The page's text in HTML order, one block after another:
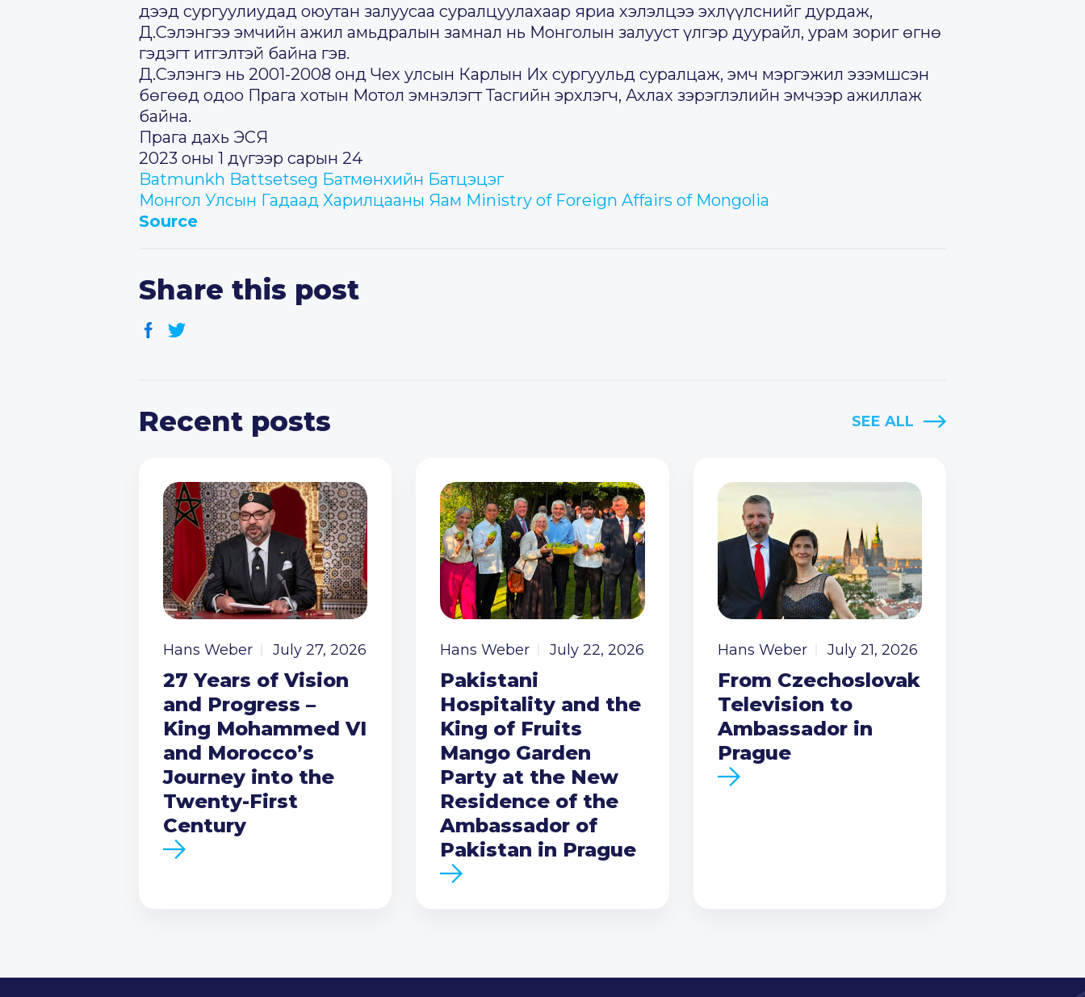
дээд сургуулиудад оюутан залуусаа суралцуулахаар яриа хэлэлцээ эхлүүлснийг дурдаж,
Д.Сэлэнгээ эмчийн ажил амьдралын замнал нь Монголын залууст үлгэр дуурайл, урам зориг өгнө
гэдэгт итгэлтэй байна гэв.
Д.Сэлэнгэ нь 2001-2008 онд Чех улсын Карлын Их сургуульд суралцаж, эмч мэргэжил эзэмшсэн
бөгөөд одоо Прага хотын Мотол эмнэлэгт Тасгийн эрхлэгч, Ахлах зэрэглэлийн эмчээр ажиллаж
байна.
Прага дахь ЭСЯ
2023 оны 1 дүгээр сарын 24
Batmunkh Battsetseg Батмөнхийн Батцэцэг
Монгол Улсын Гадаад Харилцааны Яам Ministry of Foreign Affairs of Mongolia
Source
Share this post
Recent posts SEE ALL
Hans Weber July 27, 2026
27 Years of Vision
and Progress –
King Mohammed VI
and Morocco’s
Journey into the
Twenty-First
Century
Hans Weber July 22, 2026
Pakistani
Hospitality and the
King of Fruits
Mango Garden
Party at the New
Residence of the
Ambassador of
Pakistan in Prague
Hans Weber July 21, 2026
From Czechoslovak
Television to
Ambassador in
Prague